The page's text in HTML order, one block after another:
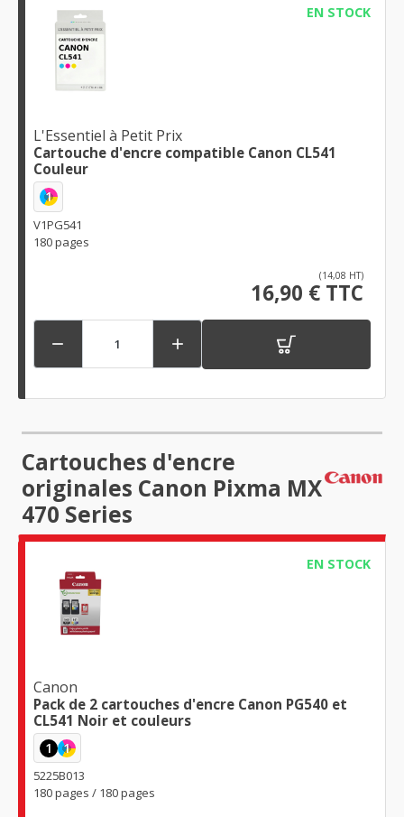
EN STOCK
L'Essentiel à Petit Prix
Cartouche d'encre compatible Canon CL541
Couleur
1
V1PG541
180 pages
(14,08 HT)
16,90 € TTC
 
Cartouches d'encre
originales Canon Pixma MX
470 Series
EN STOCK
Canon
Pack de 2 cartouches d'encre Canon PG540 et
CL541 Noir et couleurs
1 1
5225B013
180 pages / 180 pages